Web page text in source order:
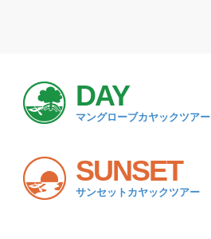
DAY
マングローブカヤックツアー
SUNSET
サンセットカヤックツアー